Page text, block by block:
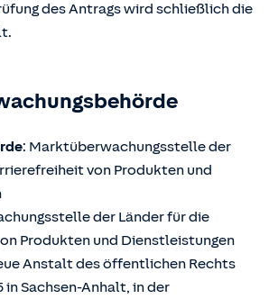
des Antrags wird schließlich die
: Marktüberwachungsstelle der
von Produkten und
der Länder für die
Produkten und Dienstleistungen
Anstalt des öffentlichen Rechts
in Sachsen-Anhalt, in der